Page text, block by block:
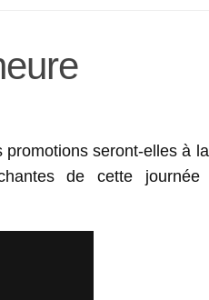
seront-elles à
de cette journée